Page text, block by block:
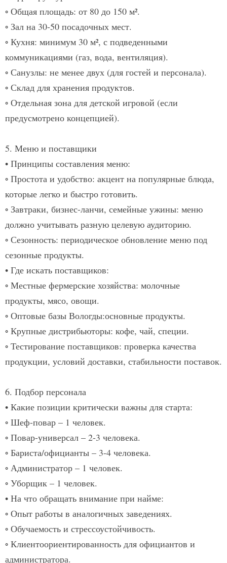
◦ Общая площадь: от 80 до 150 м².
◦ Зал на 30-50 посадочных мест.
◦ Кухня: минимум 30 м², с подведенными
коммуникациями (газ, вода, вентиляция).
◦ Санузлы: не менее двух (для гостей и персонала).
◦ Склад для хранения продуктов.
◦ Отдельная зона для детской игровой (если
предусмотрено концепцией).
5. Меню и поставщики
• Принципы составления меню:
◦ Простота и удобство: акцент на популярные блюда,
которые легко и быстро готовить.
◦ Завтраки, бизнес-ланчи, семейные ужины: меню
должно учитывать разную целевую аудиторию.
◦ Сезонность: периодическое обновление меню под
сезонные продукты.
• Где искать поставщиков:
◦ Местные фермерские хозяйства: молочные
продукты, мясо, овощи.
◦ Оптовые базы Вологды:основные продукты.
◦ Крупные дистрибьюторы: кофе, чай, специи.
◦ Тестирование поставщиков: проверка качества
продукции, условий доставки, стабильности поставок.
6. Подбор персонала
• Какие позиции критически важны для старта:
◦ Шеф-повар – 1 человек.
◦ Повар-универсал – 2-3 человека.
◦ Бариста/официанты – 3-4 человека.
◦ Администратор – 1 человек.
◦ Уборщик – 1 человек.
• На что обращать внимание при найме:
◦ Опыт работы в аналогичных заведениях.
◦ Обучаемость и стрессоустойчивость.
◦ Клиентоориентированность для официантов и
администратора.